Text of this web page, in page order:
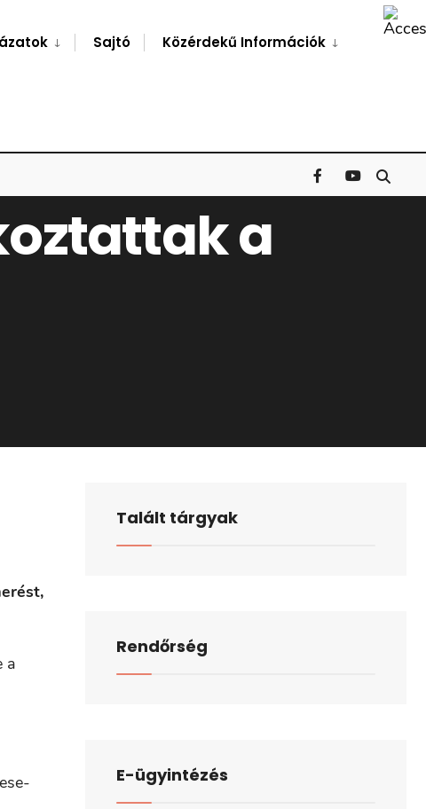
Sajtó Közérdekű Információk
a
a
Talált tárgyak
Rendőrség
E-ügyintézés
Window